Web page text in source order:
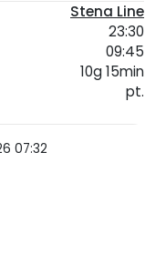
Stena Line
23:30
09:45
10g 15min
pt.
07:32